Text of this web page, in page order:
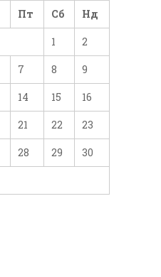
Пт Сб Нд
1 2
7 8 9
14 15 16
21 22 23
28 29 30